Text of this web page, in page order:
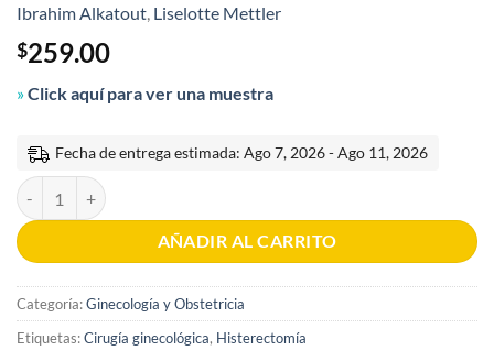
Ibrahim Alkatout, Liselotte Mettler
$259.00
»Click aquí para ver una muestra
Fecha de entrega estimada: Ago 7, 2026 - Ago 11, 2026
Hysterectomy cantidad
AÑADIR AL CARRITO
Categoría:Ginecología y Obstetricia
Etiquetas:Cirugía ginecológica, Histerectomía